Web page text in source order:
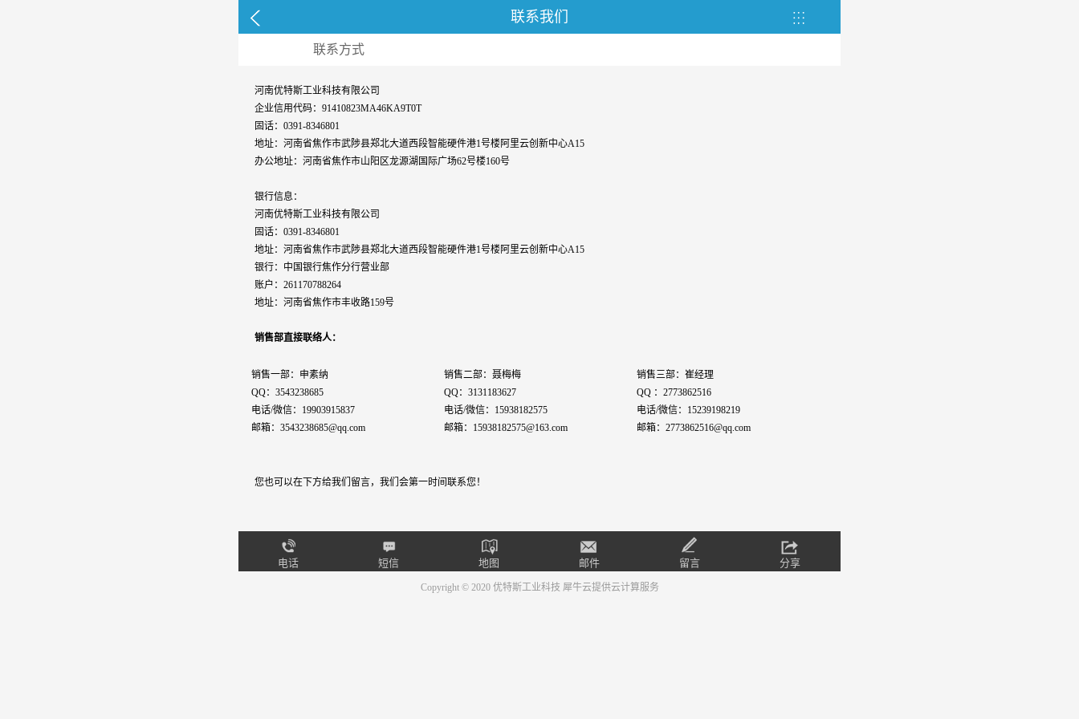
联系我们
联系方式
河南优特斯工业科技有限公司
企业信用代码：91410823MA46KA9T0T
固话：0391-8346801
地址：河南省焦作市武陟县郑北大道西段智能硬件港1号楼阿里云创新中心A15
办公地址：河南省焦作市山阳区龙源湖国际广场62号楼160号
银行信息：
河南优特斯工业科技有限公司
固话：0391-8346801
地址：河南省焦作市武陟县郑北大道西段智能硬件港1号楼阿里云创新中心A15
银行：中国银行焦作分行营业部
账户：261170788264
地址：河南省焦作市丰收路159号
销售部直接联络人：
销售一部：申素纳
QQ：3543238685
电话/微信：19903915837
邮箱：3543238685@qq.com
销售二部：聂梅梅
QQ：3131183627
电话/微信：15938182575
邮箱：15938182575@163.com
销售三部：崔经理
QQ ：2773862516
电话/微信：15239198219
邮箱：2773862516@qq.com
您也可以在下方给我们留言，我们会第一时间联系您！
电话 短信 地图 邮件 留言 分享
Copyright © 2020 优特斯工业科技 犀牛云提供云计算服务